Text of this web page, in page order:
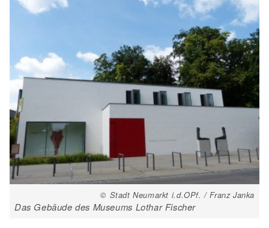
© Stadt Neumarkt i.d.OPf. / Franz Janka
Das Gebäude des Museums Lothar Fischer